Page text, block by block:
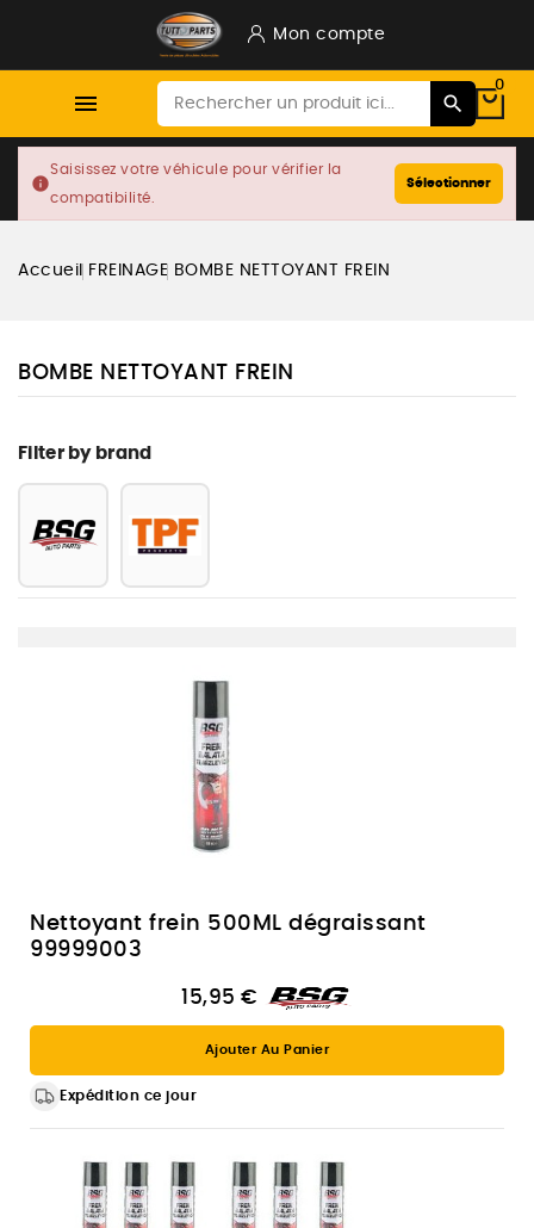
Mon compte

0
info
Saisissez votre véhicule pour vérifier la
compatibilité.
Sélectionner
Accueil FREINAGE BOMBE NETTOYANT FREIN
BOMBE NETTOYANT FREIN
Filter by brand
Nettoyant frein 500ML dégraissant
99999003
15,95 €
Ajouter Au Panier
Expédition ce jour